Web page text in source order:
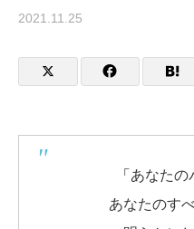
2021.11.25
「あなたの
あなたのす